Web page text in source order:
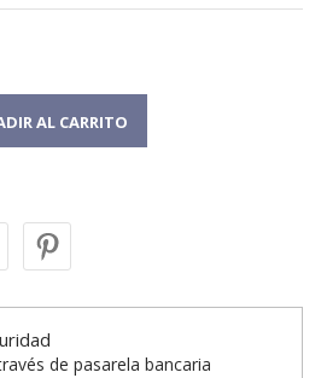
AL CARRITO
de pasarela bancaria